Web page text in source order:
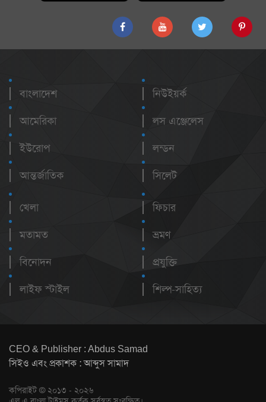
বাংলাদেশ
আমেরিকা
ইউরোপ
আন্তর্জাতিক
নিউইয়র্ক
লস এঞ্জেলেস
লন্ডন
সিলেট
খেলা
মতামত
বিনোদন
লাইফ স্টাইল
ফিচার
ভ্রমণ
প্রযুক্তি
শিল্প-সাহিত্য
CEO & Publisher : Abdus Samad
সিইও এবং প্রকাশক : আব্দুস সামাদ
কপিরাইট © ২০১৩ - ২০২৬